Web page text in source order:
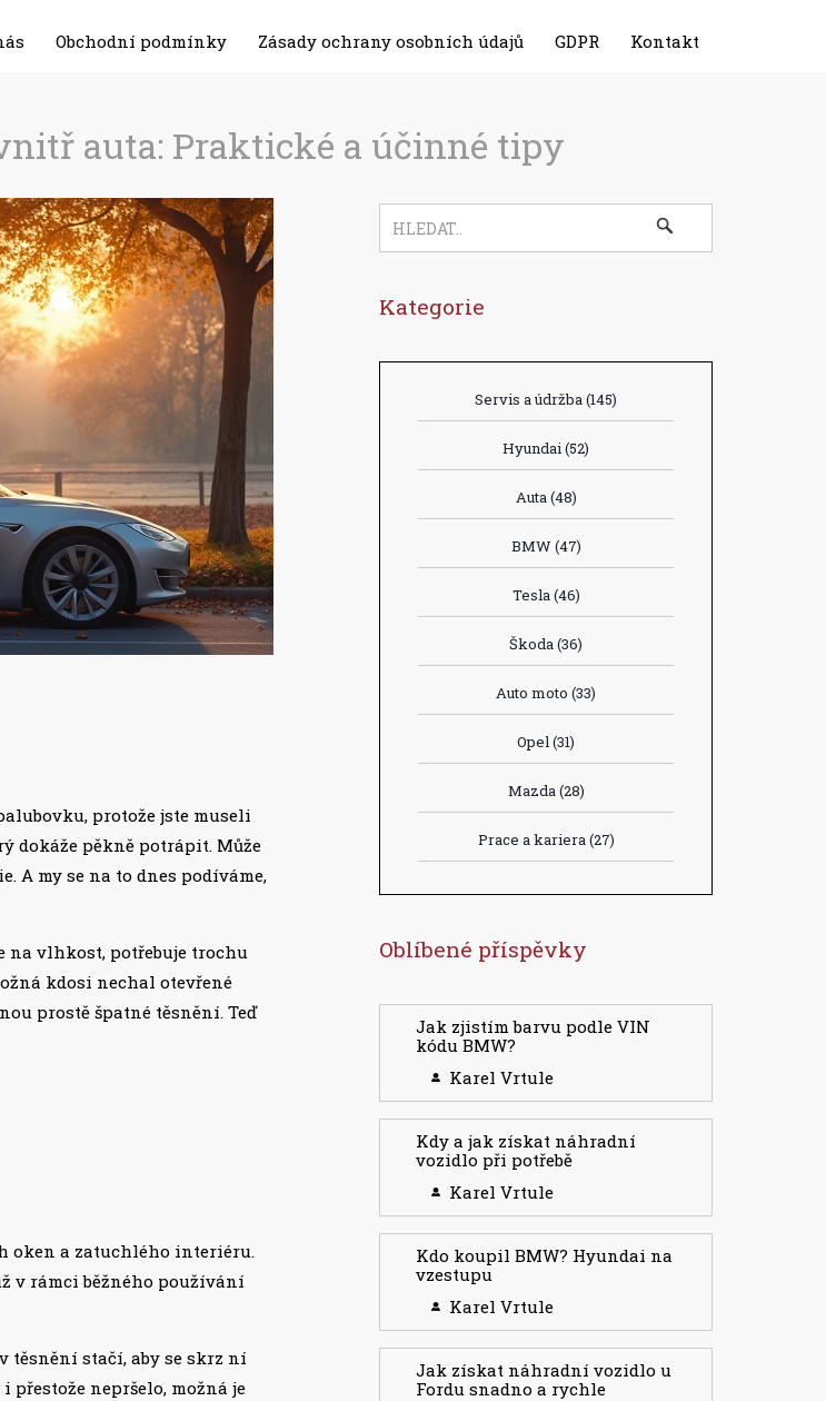
Obchodní podmínky Zásady ochrany osobních údajů GDPR Kontakt
auta: Praktické a účinné tipy
protože jste museli
dokáže pěkně potrápit. Může
A my se na to dnes podíváme,
na vlhkost, potřebuje trochu
kdosi nechal otevřené
prostě špatné těsnění. Teď
oken a zatuchlého interiéru.
v rámci běžného používání
těsnění stačí, aby se skrz ní
přestože nepršelo, možná je
Kategorie
Servis a údržba(145)
Hyundai(52)
Auta(48)
BMW (47)
Tesla(46)
Škoda(36)
Auto moto (33)
Opel(31)
Mazda(28)
Prace a kariera(27)
Oblíbené příspěvky
Jak zjistím barvu podle VIN
kódu BMW?
Karel Vrtule
Kdy a jak získat náhradní
vozidlo při potřebě
Karel Vrtule
Kdo koupil BMW? Hyundai na
vzestupu
Karel Vrtule
Jak získat náhradní vozidlo u
Fordu snadno a rychle